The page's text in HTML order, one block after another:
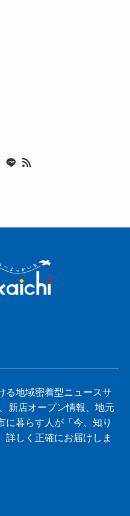
る地域密着型ニュースサ
新店オープン情報、地元
に暮らす人が「今、知り
詳しく正確にお届けしま